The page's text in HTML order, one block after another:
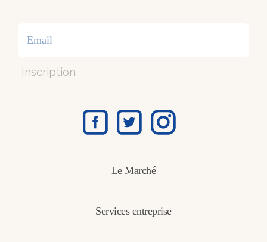
Inscription
Le Marché
Services entreprise